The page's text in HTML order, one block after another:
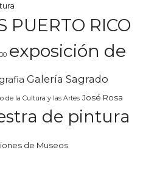
PUERTO RICO
exposición de
Galería Sagrado
de la Cultura y las Artes José Rosa
de pintura
de Museos